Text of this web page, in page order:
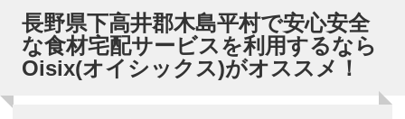
長野県下高井郡木島平村で安心安全
な食材宅配サービスを利用するなら
Oisix(オイシックス)がオススメ！